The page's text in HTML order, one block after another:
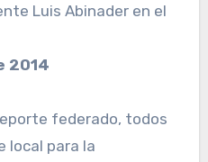
Luis Abinader en el
2014
federado, todos
local para la